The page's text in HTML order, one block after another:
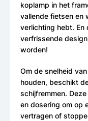
koplamp in het
vallende fietsen en
verlichting hebt. En
verfrissende
worden!
Om de snelheid
houden, beschikt
schijfremmen.
en dosering om op
vertragen of